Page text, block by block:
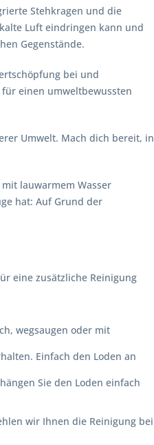
Stehkragen und die
Luft eindringen kann und
Gegenstände.
bei und
einen umweltbewussten
Umwelt. Mach dich bereit, in
lauwarmem Wasser
hat: Auf Grund der
eine zusätzliche Reinigung
wegsaugen oder mit
Einfach den Loden an
Sie den Loden einfach
wir Ihnen die Reinigung bei